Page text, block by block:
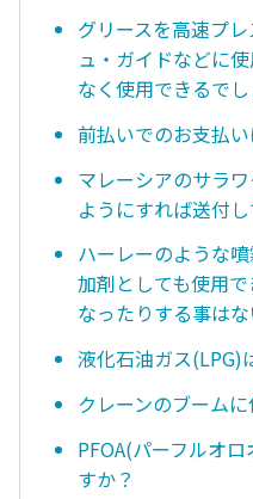
グリースを高速プ
ュ・ガイドなどに
なく使用できるでし
前払いでのお支払
マレーシアのサラ
ようにすれば送付
ハーレーのような
加剤としても使用
なったりする事は
液化石油ガス(LPG)
クレーンのブーム
PFOA(パーフルオ
すか？